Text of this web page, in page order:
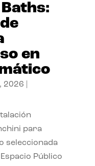
en
2026
para
seleccionada
Público